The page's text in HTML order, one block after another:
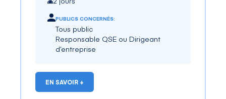
PUBLICS CONCERNÉS:
Tous public
Responsable QSE ou Dirigeant
d’entreprise
EN SAVOIR +